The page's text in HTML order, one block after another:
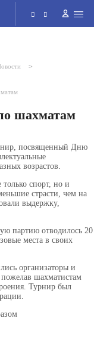
>
шахматам
посвященный Дню
возрастов.
спорт, но и
страсти, чем на
выдержку,
партию отводилось 20
места в своих
организаторы и
шахматистам
Турнир был